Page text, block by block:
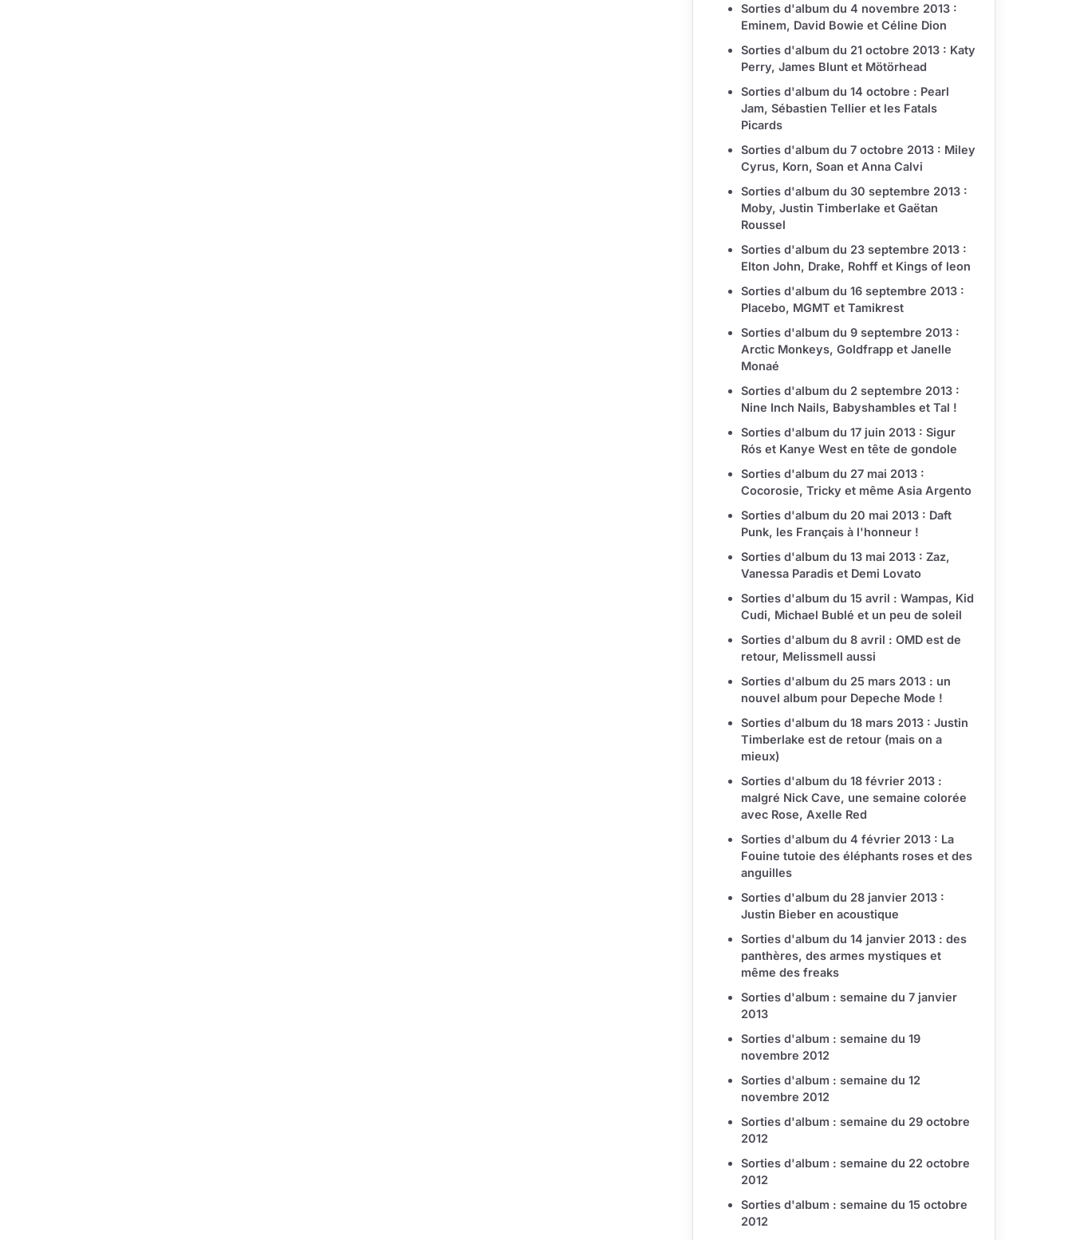
Sorties d'album du 4 novembre 2013 :
Eminem, David Bowie et Céline Dion
Sorties d'album du 21 octobre 2013 : Katy
Perry, James Blunt et Mötörhead
Sorties d'album du 14 octobre : Pearl
Jam, Sébastien Tellier et les Fatals
Picards
Sorties d'album du 7 octobre 2013 : Miley
Cyrus, Korn, Soan et Anna Calvi
Sorties d'album du 30 septembre 2013 :
Moby, Justin Timberlake et Gaëtan
Roussel
Sorties d'album du 23 septembre 2013 :
Elton John, Drake, Rohff et Kings of leon
Sorties d'album du 16 septembre 2013 :
Placebo, MGMT et Tamikrest
Sorties d'album du 9 septembre 2013 :
Arctic Monkeys, Goldfrapp et Janelle
Monaé
Sorties d'album du 2 septembre 2013 :
Nine Inch Nails, Babyshambles et Tal !
Sorties d'album du 17 juin 2013 : Sigur
Rós et Kanye West en tête de gondole
Sorties d'album du 27 mai 2013 :
Cocorosie, Tricky et même Asia Argento
Sorties d'album du 20 mai 2013 : Daft
Punk, les Français à l'honneur !
Sorties d'album du 13 mai 2013 : Zaz,
Vanessa Paradis et Demi Lovato
Sorties d'album du 15 avril : Wampas, Kid
Cudi, Michael Bublé et un peu de soleil
Sorties d'album du 8 avril : OMD est de
retour, Melissmell aussi
Sorties d'album du 25 mars 2013 : un
nouvel album pour Depeche Mode !
Sorties d'album du 18 mars 2013 : Justin
Timberlake est de retour (mais on a
mieux)
Sorties d'album du 18 février 2013 :
malgré Nick Cave, une semaine colorée
avec Rose, Axelle Red
Sorties d'album du 4 février 2013 : La
Fouine tutoie des éléphants roses et des
anguilles
Sorties d'album du 28 janvier 2013 :
Justin Bieber en acoustique
Sorties d'album du 14 janvier 2013 : des
panthères, des armes mystiques et
même des freaks
Sorties d'album : semaine du 7 janvier
2013
Sorties d'album : semaine du 19
novembre 2012
Sorties d'album : semaine du 12
novembre 2012
Sorties d'album : semaine du 29 octobre
2012
Sorties d'album : semaine du 22 octobre
2012
Sorties d'album : semaine du 15 octobre
2012